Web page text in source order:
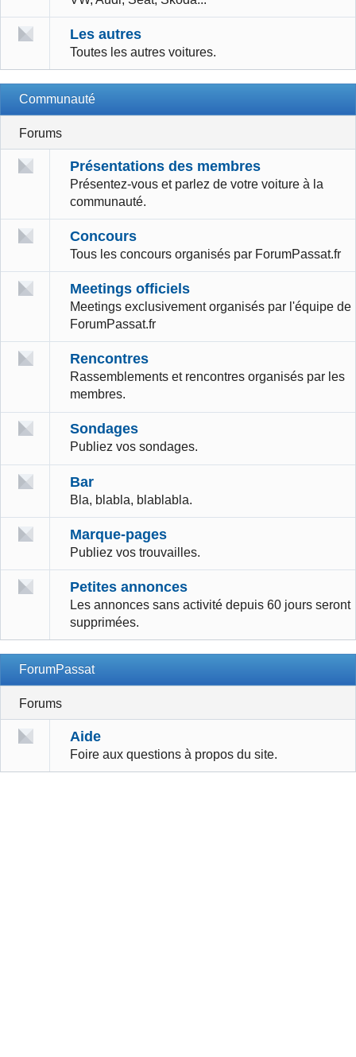
Les autres
Toutes les autres voitures.
Communauté
Forums
Présentations des membres
Présentez-vous et parlez de votre voiture à la
communauté.
Concours
Tous les concours organisés par ForumPassat.fr
Meetings officiels
Meetings exclusivement organisés par l'équipe de
ForumPassat.fr
Rencontres
Rassemblements et rencontres organisés par les
membres.
Sondages
Publiez vos sondages.
Bar
Bla, blabla, blablabla.
Marque-pages
Publiez vos trouvailles.
Petites annonces
Les annonces sans activité depuis 60 jours seront
supprimées.
ForumPassat
Forums
Aide
Foire aux questions à propos du site.